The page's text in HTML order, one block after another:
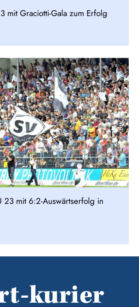
mit Graciotti-Gala zum Erfolg
23 mit 6:2-Auswärtserfolg in